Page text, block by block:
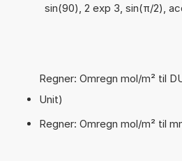
sin(90), 2 exp 3, sin(π/2),
Regner: Omregn mol/m² til
Unit)
Regner: Omregn mol/m² til